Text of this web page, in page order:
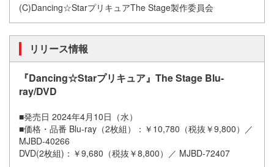
(C)Dancing☆StarプリキュアThe Stage製作委員会
リリース情報
『Dancing☆Starプリキュア』The Stage Blu-
ray/DVD
■発売日 2024年4月10日（水）
■価格・品番 Blu-ray（2枚組）：￥10,780（税抜￥9,800）／
MJBD-40266
DVD(2枚組)：￥9,680（税抜￥8,800）／ MJBD-72407